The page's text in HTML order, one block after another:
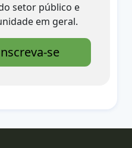
setor público e
em geral.
se